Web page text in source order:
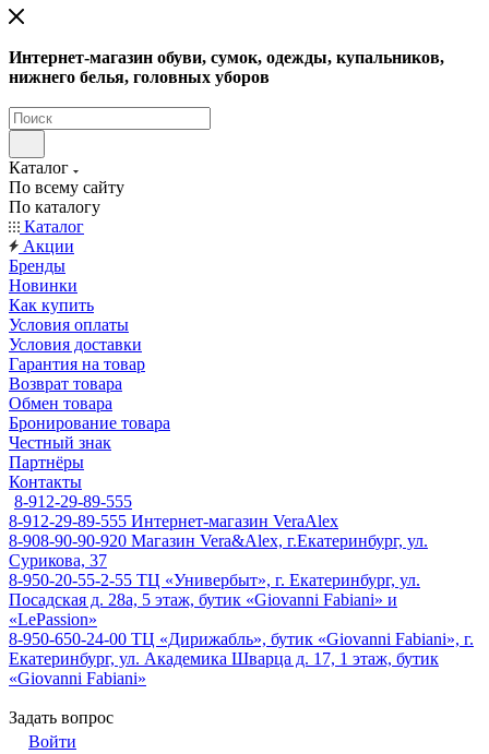
Интернет-магазин обуви, сумок, одежды, купальников,
нижнего белья, головных уборов
Каталог
По всему сайту
По каталогу
Каталог
Акции
Бренды
Новинки
Как купить
Условия оплаты
Условия доставки
Гарантия на товар
Возврат товара
Обмен товара
Бронирование товара
Честный знак
Партнёры
Контакты
8-912-29-89-555
8-912-29-89-555 Интернет-магазин VeraAlex
8-908-90-90-920 Магазин Vera&Alex, г.Екатеринбург, ул.
Сурикова, 37
8-950-20-55-2-55 ТЦ «Универбыт», г. Екатеринбург, ул.
Посадская д. 28а, 5 этаж, бутик «Giovanni Fabiani» и
«LePassion»
8-950-650-24-00 ТЦ «Дирижабль», бутик «Giovanni Fabiani», г.
Екатеринбург, ул. Академика Шварца д. 17, 1 этаж, бутик
«Giovanni Fabiani»
Задать вопрос
Войти